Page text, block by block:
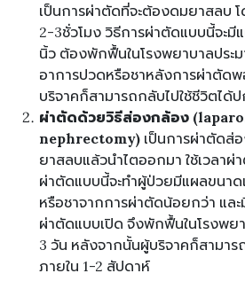
เป็นการผ่าตัดที่จะต้องดมยาสลบ โ
2-3ชั่วโมง วิธีการผ่าตัดแบบนี้จะมี
นิ้ว ต้องพักฟื้นในโรงพยาบาลประ
อาการปวดหรือชาหลังการผ่าตัด
บริจาคก็สามารถกลับไปใช้ชีวิตได้
ผ่าตัดด้วยวิธีส่องกล้อง
nephrectomy) เป็นการผ่าตัดส่
ยาสลบแล้วนำไตออกมา ใช้เวลาผ่
ผ่าตัดแบบนี้จะทำผู้ป่วยมีแผลขนา
หรือชาจากการผ่าตัดน้อยกว่า แล
ผ่าตัดแบบเปิด จึงพักฟื้นในโรงพย
3 วัน หลังจากนั้นผู้บริจาคก็สามาร
ภายใน 1-2 สัปดาห์